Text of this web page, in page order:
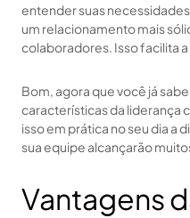
entender suas
um relacionamento mais
colaboradores. Isso facilita
Bom, agora que você já
características da liderança
isso em prática no seu dia a
sua equipe alcançarão
Vantagens